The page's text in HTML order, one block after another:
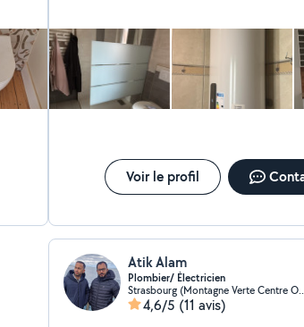
Voir le profil
Atik Alam
Plombier/ Électricien
Strasbourg
4,6/5 (11 avis)